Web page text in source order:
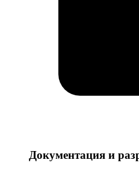
Документация и